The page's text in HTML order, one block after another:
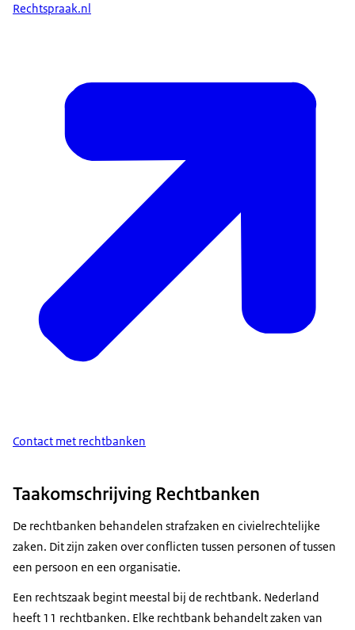
Rechtspraak.nl
Contact met rechtbanken
Taakomschrijving Rechtbanken
De rechtbanken behandelen strafzaken en civielrechtelijke
zaken. Dit zijn zaken over conflicten tussen personen of tussen
een persoon en een organisatie.
Een rechtszaak begint meestal bij de rechtbank. Nederland
heeft 11 rechtbanken. Elke rechtbank behandelt zaken van